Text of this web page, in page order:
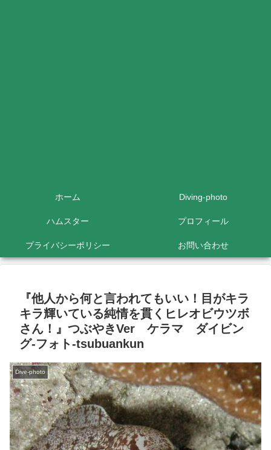
ホーム Diving-photo
ハムスター プロフィール
プライバシーポリシー お問い合わせ
『他人から何と言われてもいい！目がキラ
キラ輝いている純情を貫くヒレオビウツボ
さん！』つぶやきVer ケラマ ダイビン
グ‐フォト‐tsubuankun
Dive-photo